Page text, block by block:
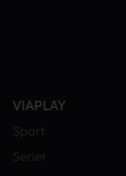
VIAPLAY
Sport
Serier